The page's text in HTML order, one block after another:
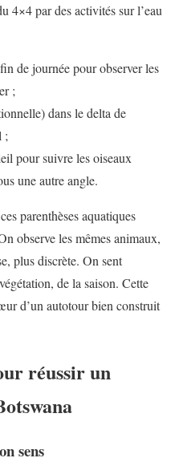
4×4 par des activités sur l’eau
de journée pour observer les
;
dans le delta de
;
pour suivre les oiseaux
une autre angle.
parenthèses aquatiques
observe les mêmes animaux,
plus discrète. On sent
de la saison. Cette
d’un autotour bien construit
réussir un
sens